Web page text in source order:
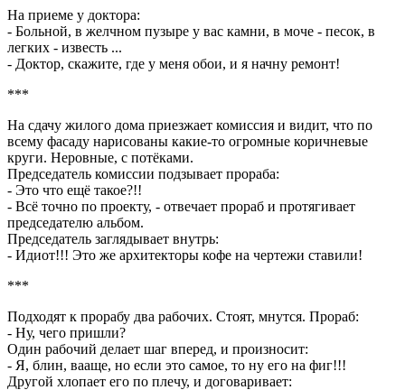
На приеме у доктора:
- Больной, в желчном пузыре у вас камни, в моче - песок, в
легких - известь ...
- Доктор, скажите, где у меня обои, и я начну ремонт!
***
На сдачу жилого дома приезжает комиссия и видит, что по
всему фасаду нарисованы какие-то огромные коричневые
круги. Неровные, с потёками.
Председатель комиссии подзывает прораба:
- Это что ещё такое?!!
- Всё точно по проекту, - отвечает прораб и протягивает
председателю альбом.
Председатель заглядывает внутрь:
- Идиот!!! Это же архитекторы кофе на чертежи ставили!
***
Подходят к прорабу два рабочих. Стоят, мнутся. Прораб:
- Ну, чего пришли?
Один рабочий делает шаг вперед, и произносит:
- Я, блин, вааще, но если это самое, то ну его на фиг!!!
Другой хлопает его по плечу, и договаривает: